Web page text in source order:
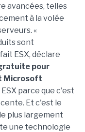
avancées, telles
à la volée
«
sont
ESX, déclare
pour
Microsoft
parce que c'est
Et c'est le
plus largement
une technologie